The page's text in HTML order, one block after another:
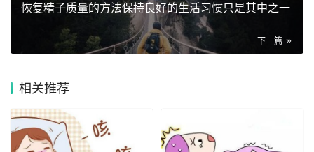
恢复精子质量的方法保持良好的生活习惯只是其中之一
下一篇
相关推荐